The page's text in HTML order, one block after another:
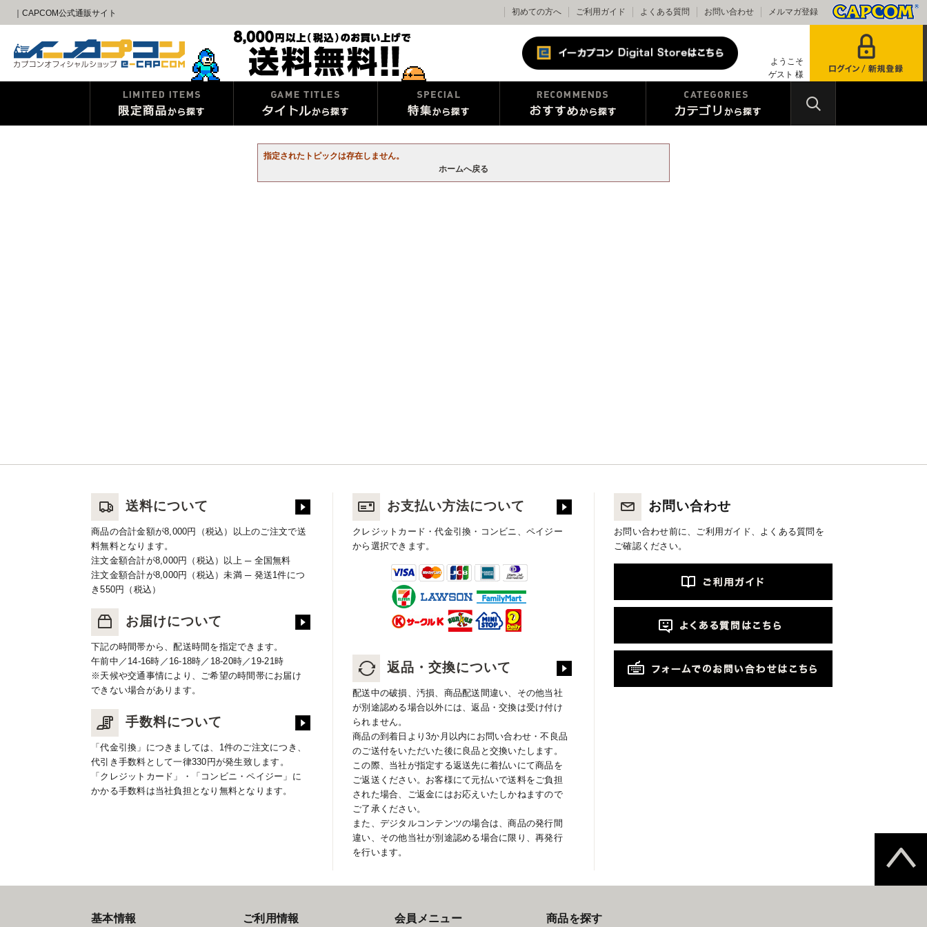
｜CAPCOM公式通販サイト 初めての方へ ご利用ガイド よくある質問 お問い合わせ メルマガ登録
ようこそ
ゲスト 様
指定されたトピックは存在しません。
ホームへ戻る
送料について
商品の合計金額が8,000円（税込）以上のご注文で送
料無料となります。
注文金額合計が8,000円（税込）以上 ─ 全国無料
注文金額合計が8,000円（税込）未満 ─ 発送1件につ
き550円（税込）
お届けについて
下記の時間帯から、配送時間を指定できます。
午前中／14-16時／16-18時／18-20時／19-21時
※天候や交通事情により、ご希望の時間帯にお届け
できない場合があります。
手数料について
「代金引換」につきましては、1件のご注文につき、
代引き手数料として一律330円が発生致します。
「クレジットカード」・「コンビニ・ペイジー」に
かかる手数料は当社負担となり無料となります。
お支払い方法について
クレジットカード・代金引換・コンビニ、ペイジー
から選択できます。
返品・交換について
配送中の破損、汚損、商品配送間違い、その他当社
が別途認める場合以外には、返品・交換は受け付け
られません。
商品の到着日より3か月以内にお問い合わせ・不良品
のご送付をいただいた後に良品と交換いたします。
この際、当社が指定する返送先に着払いにて商品を
ご返送ください。お客様にて元払いで送料をご負担
された場合、ご返金にはお応えいたしかねますので
ご了承ください。
また、デジタルコンテンツの場合は、商品の発行間
違い、その他当社が別途認める場合に限り、再発行
を行います。
お問い合わせ
お問い合わせ前に、ご利用ガイド、よくある質問を
ご確認ください。
基本情報 ご利用情報 会員メニュー 商品を探す